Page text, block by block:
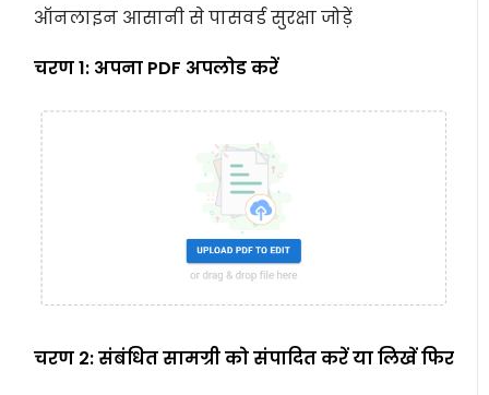
ऑनलाइन आसानी से पासवर्ड सुरक्षा जोड़ें
चरण 1: अपना PDF अपलोड करें
चरण 2: संबंधित सामग्री को संपादित करें या लिखें फिर